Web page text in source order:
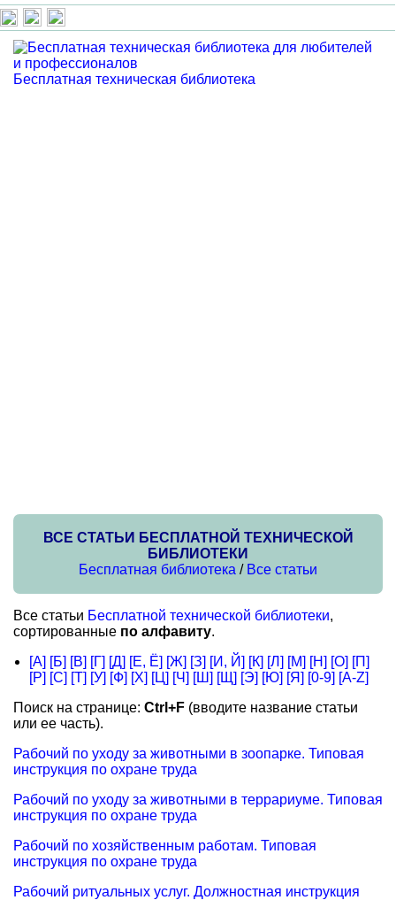
Бесплатная техническая библиотека
ВСЕ СТАТЬИ БЕСПЛАТНОЙ ТЕХНИЧЕСКОЙ
БИБЛИОТЕКИ
Бесплатная библиотека / Все статьи
Все статьи Бесплатной технической библиотеки,
сортированные по алфавиту.
[А] [Б] [В] [Г] [Д] [Е, Ё] [Ж] [З] [И, Й] [К] [Л] [М] [Н] [О] [П]
[Р] [С] [Т] [У] [Ф] [Х] [Ц] [Ч] [Ш] [Щ] [Э] [Ю] [Я] [0-9] [A-Z]
Поиск на странице: Ctrl+F (вводите название статьи
или ее часть).
Рабочий по уходу за животными в зоопарке. Типовая
инструкция по охране труда
Рабочий по уходу за животными в террариуме. Типовая
инструкция по охране труда
Рабочий по хозяйственным работам. Типовая
инструкция по охране труда
Рабочий ритуальных услуг. Должностная инструкция